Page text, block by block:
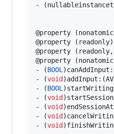
-
@property
@property
@property
@property
- (BOOL
- (void
- (BOOL
- (void
- (void
- (void
- (void